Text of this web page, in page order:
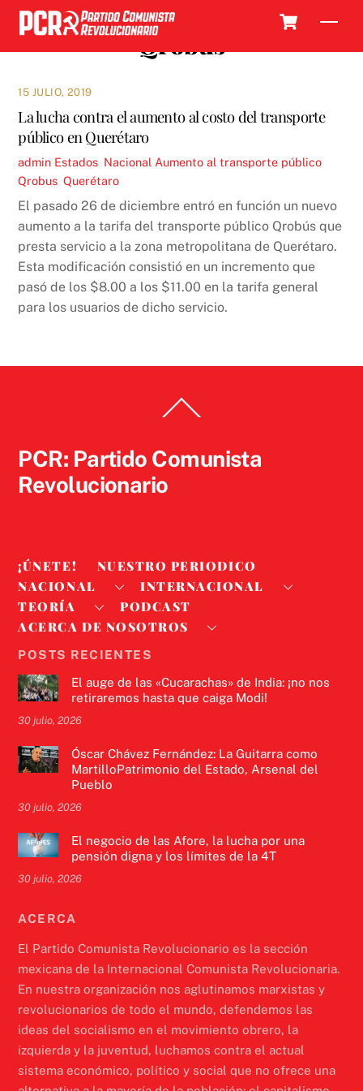
Skip
content
Qrobus
15 JULIO, 2019
La lucha contra el aumento al costo del transporte
público en Querétaro
admin Estados Nacional Aumento al transporte público
Qrobus ,Querétaro
El pasado 26 de diciembre entró en función un nuevo
aumento a la tarifa del transporte público Qrobús que
presta servicio a la zona metropolitana de Querétaro.
Esta modificación consistió en un incremento que
pasó de los $8.00 a los $11.00 en la tarifa general
para los usuarios de dicho servicio.
To
PCR: Partido Comunista
Revolucionario
¡ÚNETE!
NUESTRO PERIODICO
NACIONAL
INTERNACIONAL
TEORÍA
PODCAST
ACERCA DE NOSOTROS
POSTS RECIENTES
El auge de las «Cucarachas» de India: ¡no nos
retiraremos hasta que caiga Modi!
30 julio, 2026
Óscar Chávez Fernández: La Guitarra como
MartilloPatrimonio del Estado, Arsenal del
Pueblo
30 julio, 2026
El negocio de las Afore, la lucha por una
pensión digna y los límites de la 4T
30 julio, 2026
ACERCA
El Partido Comunista Revolucionario es la sección
mexicana de la Internacional Comunista Revolucionaria.
En nuestra organización nos aglutinamos marxistas y
revolucionarios de todo el mundo, defendemos las
ideas del socialismo en el movimiento obrero, la
izquierda y la juventud, luchamos contra el actual
sistema económico, político y social que no ofrece una